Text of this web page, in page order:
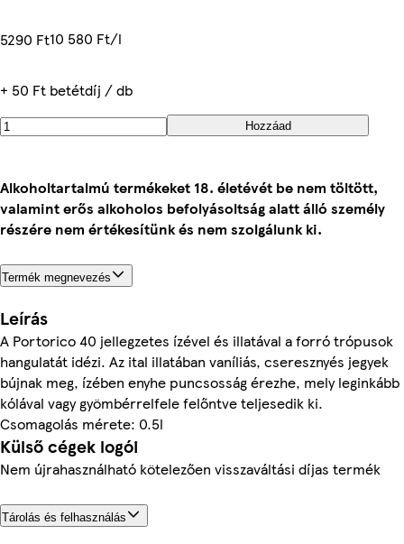
5290 Ft10 580 Ft/l
+ 50 Ft betétdíj / db
Hozzáad
Alkoholtartalmú termékeket 18. életévét be nem töltött,
valamint erős alkoholos befolyásoltság alatt álló személy
részére nem értékesítünk és nem szolgálunk ki.
Termék megnevezés
Leírás
A Portorico 40 jellegzetes ízével és illatával a forró trópusok
hangulatát idézi. Az ital illatában vaníliás, cseresznyés jegyek
bújnak meg, ízében enyhe puncsosság érezhe, mely leginkább
kólával vagy gyömbérrelfele felőntve teljesedik ki.
Csomagolás mérete: 0.5l
Külső cégek logói
Nem újrahasználható kötelezően visszaváltási díjas termék
Tárolás és felhasználás